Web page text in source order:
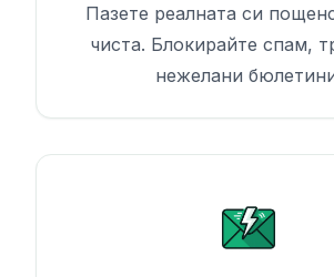
Пазете реалната си
чиста. Блокирайте спам,
нежелани